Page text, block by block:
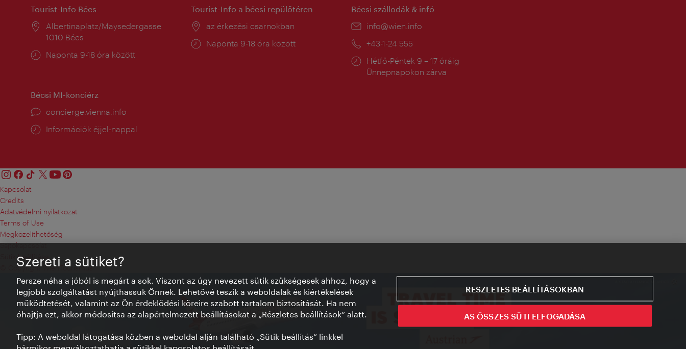
Tourist-Info Bécs
Helyszín:
Albertinaplatz/Maysedergasse
1010 Bécs
Nyitva
Naponta 9-18 óra között
Tourist-Info a bécsi repülőtéren
Helyszín:
az érkezési csarnokban
Nyitva
Naponta 9-18 óra között
Bécsi szállodák & infó
E-
info@wien.info
Telefon:
+43-1-24 555
Nyitva
tartás:
Hétfő-Péntek 9 – 17 óráig
Ünnepnapokon zárva
Bécsi MI-konciérz
concierge.vienna.info
Információk éjjel-nappal
Kapcsolat
Credits
Adatvédelmi nyilatkozat
Terms of Use
Megközelíthetőség
Sajtókapcsolat
Sütik beállítása
© Copyright WienTourismus
Szereti a sütiket?
Persze néha a jóból is megárt a sok. Viszont az úgy nevezett sütik szükségesek ahhoz, hogy a
legjobb szolgáltatást nyújthassuk Önnek. Lehetővé teszik a weboldalak és kiértékelések
működtetését, valamint az Ön érdeklődési köreire szabott tartalom biztosítását. Ha nem
óhajtja ezt, akkor módosítsa az alapértelmezett beállításokat a „Részletes beállítások“ alatt.
Tipp: A weboldal látogatása közben a weboldal alján található „Sütik beállítás” linkkel
RESZLETES BEÁLLÍTÁSOKBAN
AS ÖSSZES SÜTI ELFOGADÁSA